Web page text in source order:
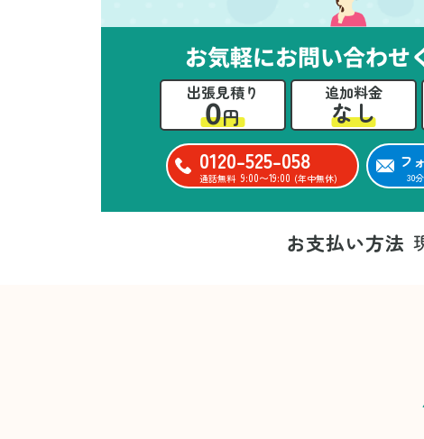
ービ
た。
お気軽にお問い合わせ
出張見積り
0円
追加料金
なし
0120-525-058
通話無料 9:00〜19:00 (年中無休)
フ
30
お支払い方法